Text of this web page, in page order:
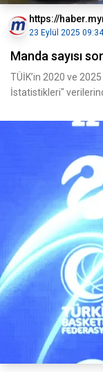
https://
23 Eylül 2025 09:34
Manda sayısı
TÜİK’in 2020 ve 2025
İstatistikleri"